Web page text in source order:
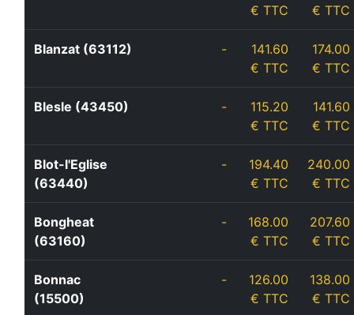
€ TTC
€ TTC
Blanzat (63112) -
141.60
€ TTC
174.00
€ TTC
Blesle (43450) -
115.20
€ TTC
141.60
€ TTC
Blot-l'Eglise
(63440)
-
194.40
€ TTC
240.00
€ TTC
Bongheat
(63160)
-
168.00
€ TTC
207.60
€ TTC
Bonnac
(15500)
-
126.00
€ TTC
138.00
€ TTC